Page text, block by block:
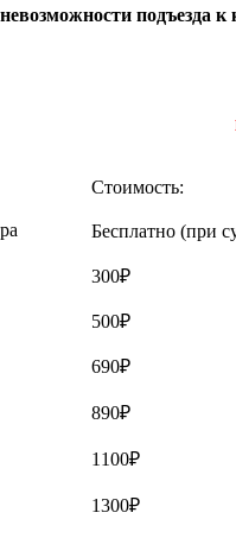
подъезда
Стоимость:
Бесплатно (при
300₽
500₽
690₽
890₽
1100₽
1300₽